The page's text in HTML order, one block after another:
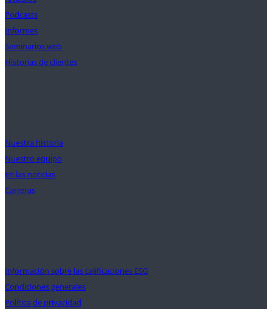
Podcasts
Informes
Seminarios web
Historias de clientes
Nuestra historia
Nuestro equipo
En las noticias
Carreras
Información sobre las calificaciones ESG
Condiciones generales
Política de privacidad